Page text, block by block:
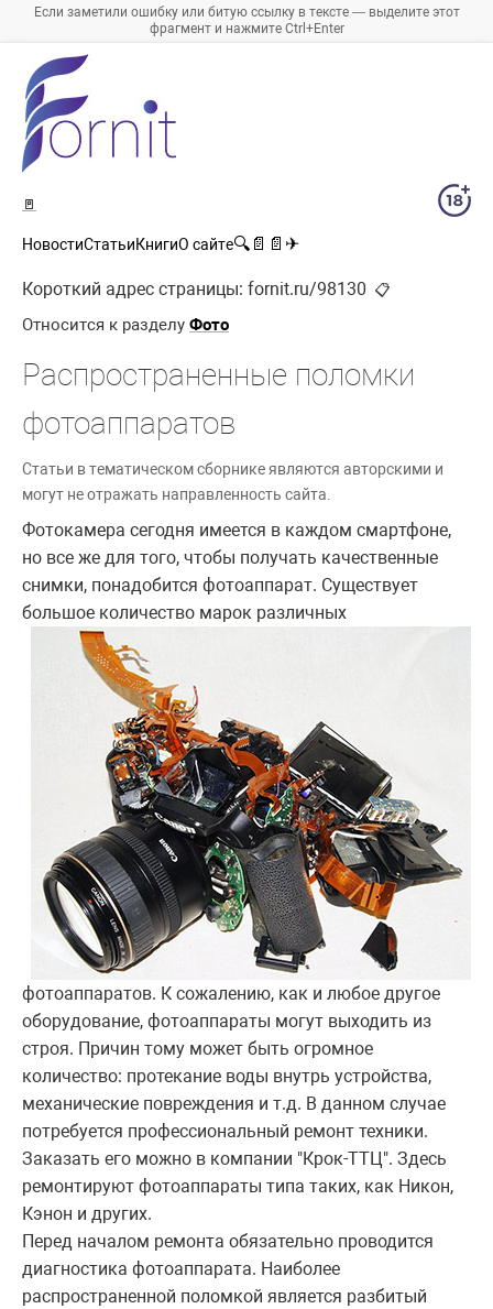
Если заметили ошибку или битую ссылку в тексте — выделите этот
фрагмент и нажмите Ctrl+Enter
🚪
НовостиСтатьиКнигиО сайте🔍 📄 📄 ✈
Короткий адрес страницы: fornit.ru/98130 📋
Относится к разделу Фото
Распространенные поломки
фотоаппаратов
Статьи в тематическом сборнике являются авторскими и
могут не отражать направленность сайта.
Фотокамера сегодня имеется в каждом смартфоне,
но все же для того, чтобы получать качественные
снимки, понадобится фотоаппарат. Существует
большое количество марок различных
фотоаппаратов. К сожалению, как и любое другое
оборудование, фотоаппараты могут выходить из
строя. Причин тому может быть огромное
количество: протекание воды внутрь устройства,
механические повреждения и т.д. В данном случае
потребуется профессиональный ремонт техники.
Заказать его можно в компании "Крок-ТТЦ". Здесь
ремонтируют фотоаппараты типа таких, как Никон,
Кэнон и других.
Перед началом ремонта обязательно проводится
диагностика фотоаппарата. Наиболее
распространенной поломкой является разбитый